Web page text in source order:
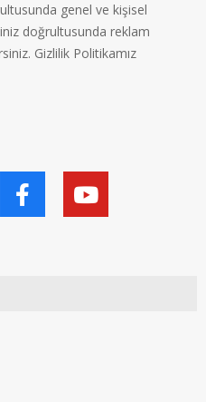
genel ve kişisel
doğrultusunda reklam
Gizlilik Politikamız